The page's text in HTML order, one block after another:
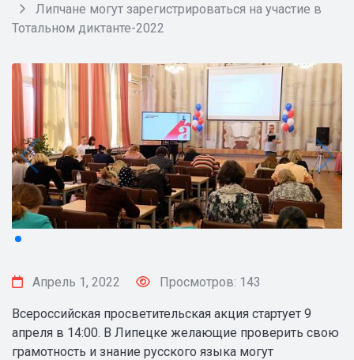
Липчане могут зарегистрироваться на участие в
Тотальном диктанте-2022
Апрель 1, 2022 Просмотров: 143
Всероссийская просветительская акция стартует 9
апреля в 14:00. В Липецке желающие проверить свою
грамотность и знание русского языка могут